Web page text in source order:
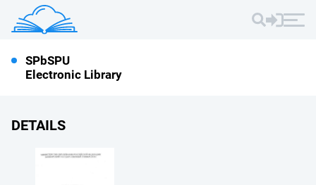
SPbSPU
Electronic Library
DETAILS